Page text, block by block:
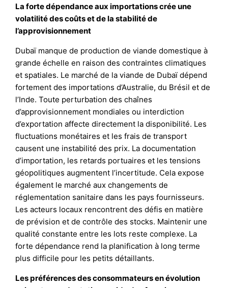
La forte dépendance aux importations crée une
volatilité des coûts et de la stabilité de
l’approvisionnement
Dubaï manque de production de viande domestique à
grande échelle en raison des contraintes climatiques
et spatiales. Le marché de la viande de Dubaï dépend
fortement des importations d’Australie, du Brésil et de
l’Inde. Toute perturbation des chaînes
d’approvisionnement mondiales ou interdiction
d’exportation affecte directement la disponibilité. Les
fluctuations monétaires et les frais de transport
causent une instabilité des prix. La documentation
d’importation, les retards portuaires et les tensions
géopolitiques augmentent l’incertitude. Cela expose
également le marché aux changements de
réglementation sanitaire dans les pays fournisseurs.
Les acteurs locaux rencontrent des défis en matière
de prévision et de contrôle des stocks. Maintenir une
qualité constante entre les lots reste complexe. La
forte dépendance rend la planification à long terme
plus difficile pour les petits détaillants.
Les préférences des consommateurs en évolution